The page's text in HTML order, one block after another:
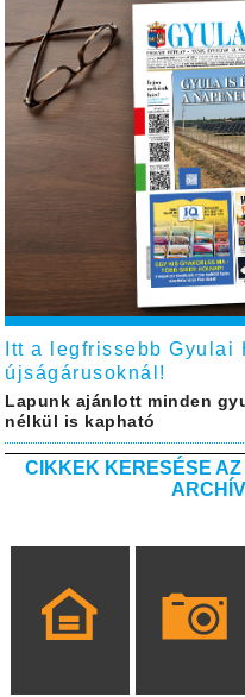
Itt a legfrissebb Gyulai
újságárusoknál!
Lapunk ajánlott minden
nélkül is kapható
CIKKEK KERESÉSE AZ